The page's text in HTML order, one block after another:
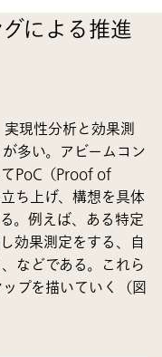
による推進
現性分析と効果測
多い。アビームコン
PoC（Proof of
ち上げ、構想を具体
。例えば、ある特定
効果測定をする、自
などである。これら
プを描いていく（図